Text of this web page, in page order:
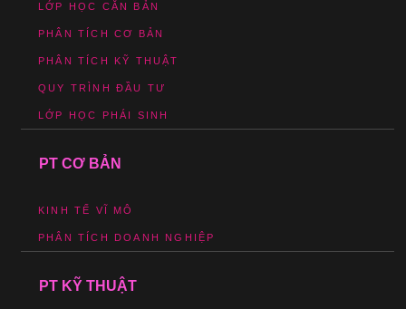
LỚP HỌC CĂN BẢN
PHÂN TÍCH CƠ BẢN
PHÂN TÍCH KỸ THUẬT
QUY TRÌNH ĐẦU TƯ
LỚP HỌC PHÁI SINH
PT CƠ BẢN
KINH TẾ VĨ MÔ
PHÂN TÍCH DOANH NGHIỆP
PT KỸ THUẬT